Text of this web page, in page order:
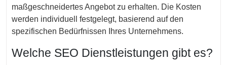
maßgeschneidertes Angebot zu erhalten. Die Kosten
werden individuell festgelegt, basierend auf den
spezifischen Bedürfnissen Ihres Unternehmens.
Welche SEO Dienstleistungen gibt es?